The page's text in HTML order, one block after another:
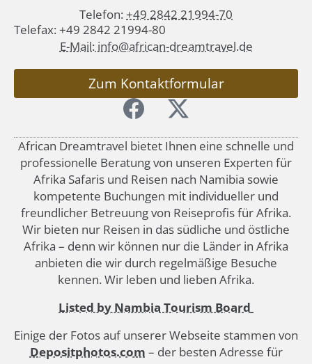
Telefon: +49 2842 21994-70
Telefax: +49 2842 21994-80
E-Mail: info@african-dreamtravel.de
Zum Kontaktformular
African Dreamtravel bietet Ihnen eine schnelle und
professionelle Beratung von unseren Experten für
Afrika Safaris und Reisen nach Namibia sowie
kompetente Buchungen mit individueller und
freundlicher Betreuung von Reiseprofis für Afrika.
Wir bieten nur Reisen in das südliche und östliche
Afrika – denn wir können nur die Länder in Afrika
anbieten die wir durch regelmäßige Besuche
kennen. Wir leben und lieben Afrika.
Listed by Nambia Tourism Board
Einige der Fotos auf unserer Webseite stammen von
Depositphotos.com – der besten Adresse für